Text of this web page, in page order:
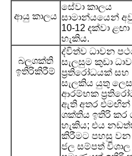
ආයු කාලය
සේවා කාලය
සාමාන්යයෙන්
10-12 දක්වා
හැකිය.
බලශක්ති
ඉතිරිකිරීම්
ද්විත්ව ධාවන
සැලසුම කුඩා
ප්‍රතිරෝධයක් සහ
සැලකිය යුතු
ආරම්භක
ඇති අතර එමඟින්
ශක්තිය ඉතිරි කර
හැකිය; එය
කිරීමට පහසු වන
ජල සම්පත් විශාල